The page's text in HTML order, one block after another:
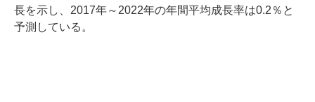
長を示し、2017年～2022年の年間平均成長率は0.2％と
予測している。